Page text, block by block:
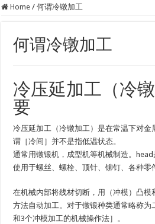
Home / 何谓冷镦加工
何谓冷镦加工
冷压延加工（冷
要
冷压延加工（冷镦加工）是在常温下对
谓［冷间］并不是指低温状态。
通常用镦锻机，成型机等机械制造。
使用于螺丝、螺栓、顶针、铆钉、各种零
在机械内部将线材切断，用（冲模）凸
方法自动加工。对于镦锻种类通常略称
和3个冲模加工的机械操作法］。